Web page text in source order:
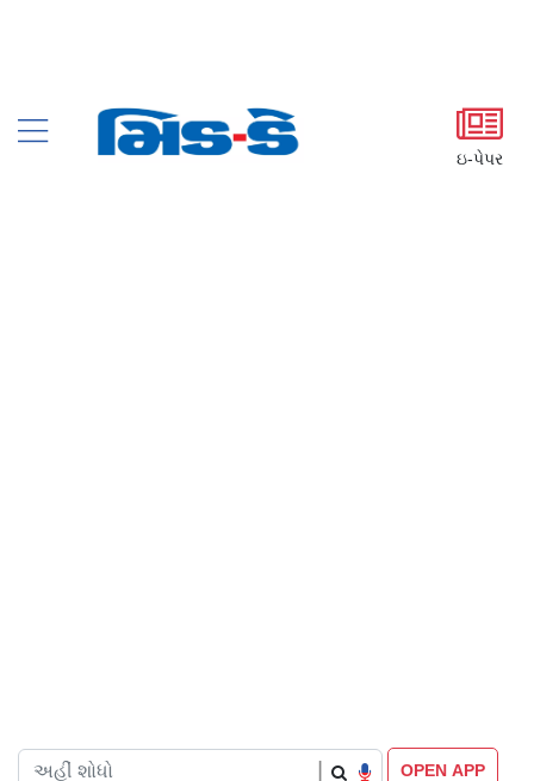
ઇ-પેપર
OPEN APP